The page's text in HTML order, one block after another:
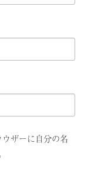
ザーに自分の名